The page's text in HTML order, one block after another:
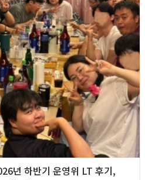
년 하반기 운영위 LT 후기,